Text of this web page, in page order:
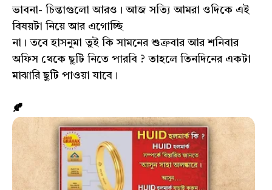
ভাবনা- চিন্তাগুলো আরও। আজ সত্যি আমরা ওদিকে এই
বিষয়টা নিয়ে আর এগোচ্ছি
না। তবে হাসনুমা তুই কি সামনের শুক্রবার আর শনিবার
অফিস থেকে ছুটি নিতে পারবি ? তাহলে তিনদিনের একটা
মাঝারি ছুটি পাওয়া যাবে।
🍂